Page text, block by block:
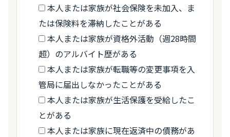
本人または家族が社会保険を未加入、ま
たは保険料を滞納したことがある
本人または家族が資格外活動（週28時間
超）のアルバイト歴がある
本人または家族が転職等の変更事項を入
管局に届出しなかったことがある
本人または家族が生活保護を受給したこ
とがある
本人または家族に現在返済中の債務があ